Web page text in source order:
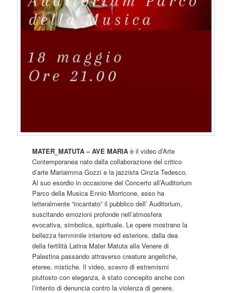
MATER_MATUTA – AVE MARIA è il video d’Arte
Contemporanea nato dalla collaborazione del critico
d’arte Mariaimma Gozzi e la jazzista Cinzia Tedesco.
Al suo esordio in occasione del Concerto all’Auditorium
Parco della Musica Ennio Morricone, esso ha
letteralmente “incantato” il pubblico dell’ Auditorium,
suscitando emozioni profonde nell’atmosfera
evocativa, simbolica, spirituale. Le opere mostrano la
bellezza femminile interiore ed esteriore, dalla dea
della fertilità Latina Mater Matuta alla Venere di
Palestina passando attraverso creature angeliche,
eteree, mistiche. Il video, scevro di estremismi
piuttosto con eleganza, è stato concepito anche con
l’intento di denuncia contro la violenza di genere.